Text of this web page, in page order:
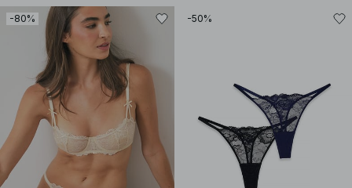
-80% -50%